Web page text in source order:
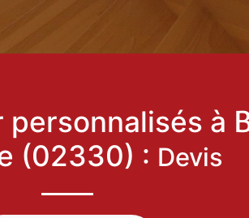
à
(02330) : Devis